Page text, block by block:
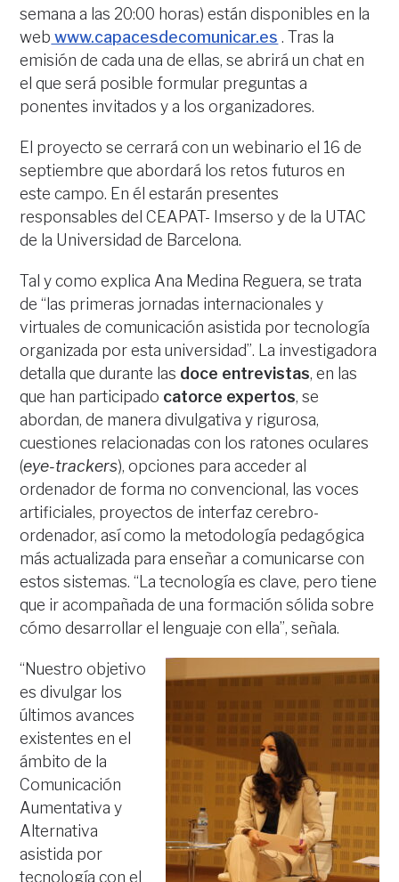
semana a las 20:00 horas) están disponibles en la
web www.capacesdecomunicar.es . Tras la
emisión de cada una de ellas, se abrirá un chat en
el que será posible formular preguntas a
ponentes invitados y a los organizadores.
El proyecto se cerrará con un webinario el 16 de
septiembre que abordará los retos futuros en
este campo. En él estarán presentes
responsables del CEAPAT- Imserso y de la UTAC
de la Universidad de Barcelona.
Tal y como explica Ana Medina Reguera, se trata
de “las primeras jornadas internacionales y
virtuales de comunicación asistida por tecnología
organizada por esta universidad”. La investigadora
detalla que durante las doce entrevistas, en las
que han participado catorce expertos, se
abordan, de manera divulgativa y rigurosa,
cuestiones relacionadas con los ratones oculares
(eye-trackers), opciones para acceder al
ordenador de forma no convencional, las voces
artificiales, proyectos de interfaz cerebro-
ordenador, así como la metodología pedagógica
más actualizada para enseñar a comunicarse con
estos sistemas. “La tecnología es clave, pero tiene
que ir acompañada de una formación sólida sobre
cómo desarrollar el lenguaje con ella”, señala.
“Nuestro objetivo
es divulgar los
últimos avances
existentes en el
ámbito de la
Comunicación
Aumentativa y
Alternativa
asistida por
tecnología con el